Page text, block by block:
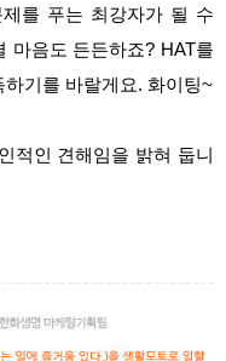
를 푸는 최강자가 될 수
마음도 든든하죠? HAT를
기를 바랄게요. 화이팅~
적인 견해임을 밝혀 둡니